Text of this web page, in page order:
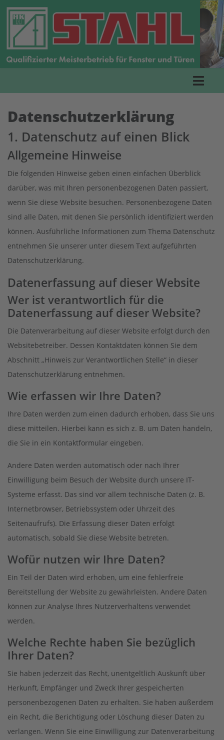
Datenschutz­erklärung
1. Datenschutz auf einen Blick
Allgemeine Hinweise
Die folgenden Hinweise geben einen einfachen Überblick
darüber, was mit Ihren personenbezogenen Daten passiert,
wenn Sie diese Website besuchen. Personenbezogene Daten
sind alle Daten, mit denen Sie persönlich identifiziert werden
können. Ausführliche Informationen zum Thema Datenschutz
entnehmen Sie unserer unter diesem Text aufgeführten
Datenschutzerklärung.
Datenerfassung auf dieser Website
Wer ist verantwortlich für die
Datenerfassung auf dieser Website?
Die Datenverarbeitung auf dieser Website erfolgt durch den
Websitebetreiber. Dessen Kontaktdaten können Sie dem
Abschnitt „Hinweis zur Verantwortlichen Stelle“ in dieser
Datenschutzerklärung entnehmen.
Wie erfassen wir Ihre Daten?
Ihre Daten werden zum einen dadurch erhoben, dass Sie uns
diese mitteilen. Hierbei kann es sich z. B. um Daten handeln,
die Sie in ein Kontaktformular eingeben.
Andere Daten werden automatisch oder nach Ihrer
Einwilligung beim Besuch der Website durch unsere IT-
Systeme erfasst. Das sind vor allem technische Daten (z. B.
Internetbrowser, Betriebssystem oder Uhrzeit des
Seitenaufrufs). Die Erfassung dieser Daten erfolgt
automatisch, sobald Sie diese Website betreten.
Wofür nutzen wir Ihre Daten?
Ein Teil der Daten wird erhoben, um eine fehlerfreie
Bereitstellung der Website zu gewährleisten. Andere Daten
können zur Analyse Ihres Nutzerverhaltens verwendet
werden.
Welche Rechte haben Sie bezüglich
Ihrer Daten?
Sie haben jederzeit das Recht, unentgeltlich Auskunft über
Herkunft, Empfänger und Zweck Ihrer gespeicherten
personenbezogenen Daten zu erhalten. Sie haben außerdem
ein Recht, die Berichtigung oder Löschung dieser Daten zu
verlangen. Wenn Sie eine Einwilligung zur Datenverarbeitung